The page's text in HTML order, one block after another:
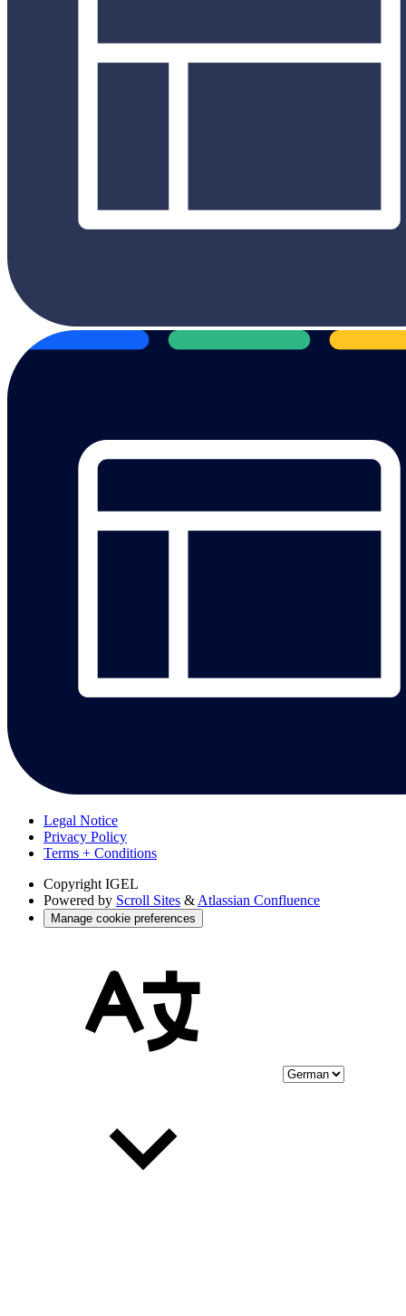
Legal Notice
Privacy Policy
Terms + Conditions
Copyright IGEL
Powered by Scroll Sites & Atlassian Confluence
Manage cookie preferences